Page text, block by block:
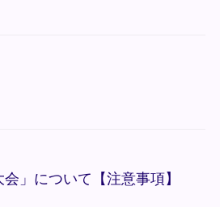
」について【注意事項】